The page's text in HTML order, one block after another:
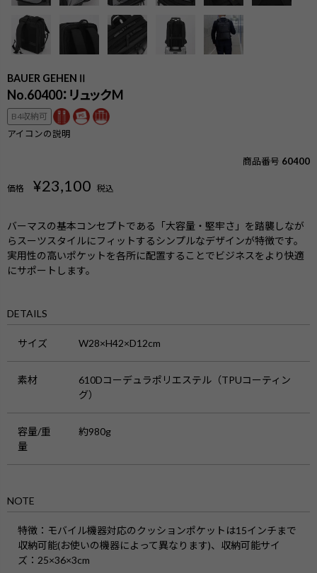
BAUER GEHENⅡ
No.60400：リュックM
B4収納可
アイコンの説明
商品番号 60400
価格 ¥23,100 税込
バーマスの基本コンセプトである「大容量・堅牢さ」を踏襲しなが
らスーツスタイルにフィットするシンプルなデザインが特徴です。
実用性の高いポケットを各所に配置することでビジネスをより快適
にサポートします。
DETAILS
サイズ W28×H42×D12cm
素材
610Dコーデュラポリエステル（TPUコーティン
グ）
容量/重
量
約980g
NOTE
特徴 ：モバイル機器対応のクッションポケットは15インチまで
収納可能(お使いの機器によって異なります)、収納可能サイ
ズ：25×36×3cm